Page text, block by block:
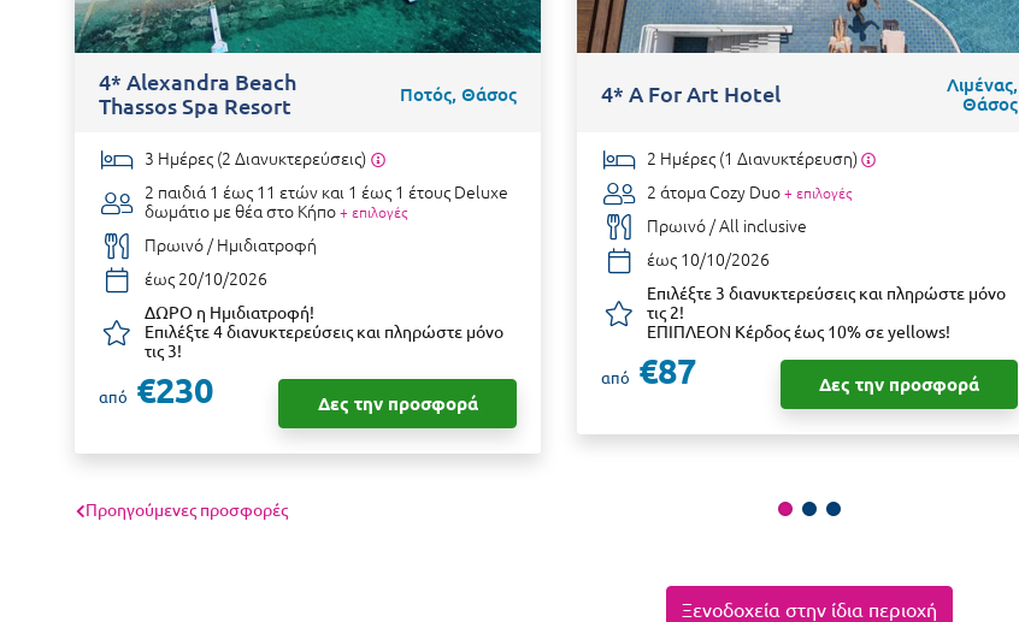
4* Alexandra Beach
Thassos Spa Resort
Ποτός, Θάσος
3 Ημέρες (2 Διανυκτερεύσεις)
2 παιδιά 1 έως 11 ετών και 1 έως 1 έτους Deluxe
δωμάτιο με θέα στο Κήπο+ επιλογές
Πρωινό / Ημιδιατροφή
έως 20/10/2026
ΔΩΡΟ η Ημιδιατροφή!
Επιλέξτε 4 διανυκτερεύσεις και πληρώστε μόνο
τις 3!
από €230 Δες την προσφορά
4* A For Art Hotel
Λιμένας,
Θάσος
2 Ημέρες (1 Διανυκτέρευση)
2 άτομα Cozy Duo + επιλογές
Πρωινό / All inclusive
έως 10/10/2026
Επιλέξτε 3 διανυκτερεύσεις και πληρώστε μόνο
τις 2!
ΕΠΙΠΛΕΟΝ Κέρδος έως 10% σε yellows!
από €87 Δες την προσφορά
Προηγούμενες προσφορές
Ξενοδοχεία στην ίδια περιοχή